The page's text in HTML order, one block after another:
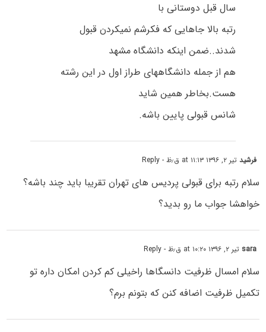
سال قبل دوستانی با
رتبه بالا جاهایی که فکرشم نمیکردن قبول
شدند..ضمن اینکه دانشگاه مشهد
هم از جمله دانشگاههای طراز اول در این رشته
هست.بخاطر همین شاید
شانس قبولی پایین باشه.
فرشیدتیر ۲, ۱۳۹۶ at ۱۱:۱۳ ق٫ظ - Reply
سلام رتبه برای قبولی پردیس های تهران تقریبا باید چند باشه؟
خواهشا جواب ما رو بدید؟
sara تیر ۲, ۱۳۹۶ at ۱۰:۲۰ ق٫ظ - Reply
سلام امسال ظرفیت دانسگاها راخیلی کم کردن امکان داره تو
تکمیل ظرفیت اضافه کنن که بتونم برم؟